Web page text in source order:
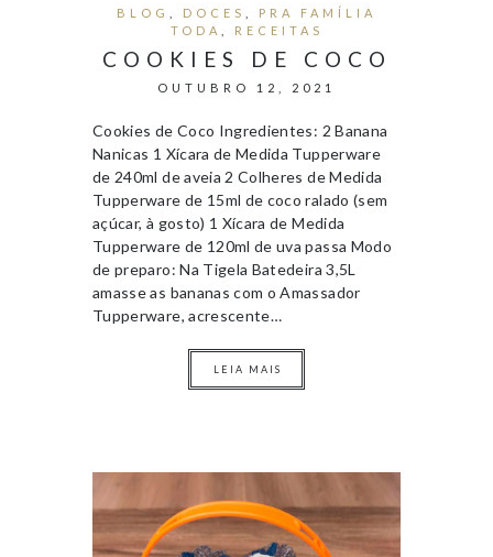
BLOG DOCES
PRA FAMÍLIA
TODA
RECEITAS
COOKIES DE COCO
OUTUBRO 12, 2021
Cookies de Coco Ingredientes: 2 Banana
Nanicas 1 Xícara de Medida Tupperware
de 240ml de aveia 2 Colheres de Medida
Tupperware de 15ml de coco ralado (sem
açúcar, à gosto) 1 Xícara de Medida
Tupperware de 120ml de uva passa Modo
de preparo: Na Tigela Batedeira 3,5L
amasse as bananas com o Amassador
Tupperware, acrescente…
LEIA MAIS